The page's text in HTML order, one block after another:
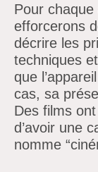
Pour
efforcerons
décrire les
techniques
que
cas, sa
Des films
d’avoir une
nomme